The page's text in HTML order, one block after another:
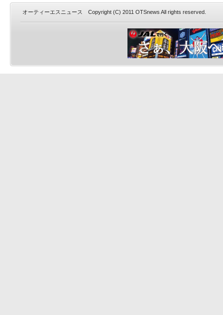
オーティーエスニュース Copyright (C) 2011 OTSnews All rights reserved.